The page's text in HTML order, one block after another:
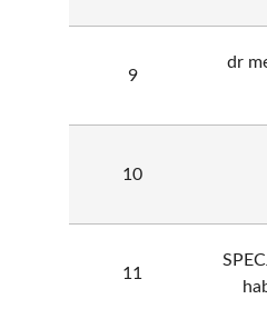
9
dr
10
11